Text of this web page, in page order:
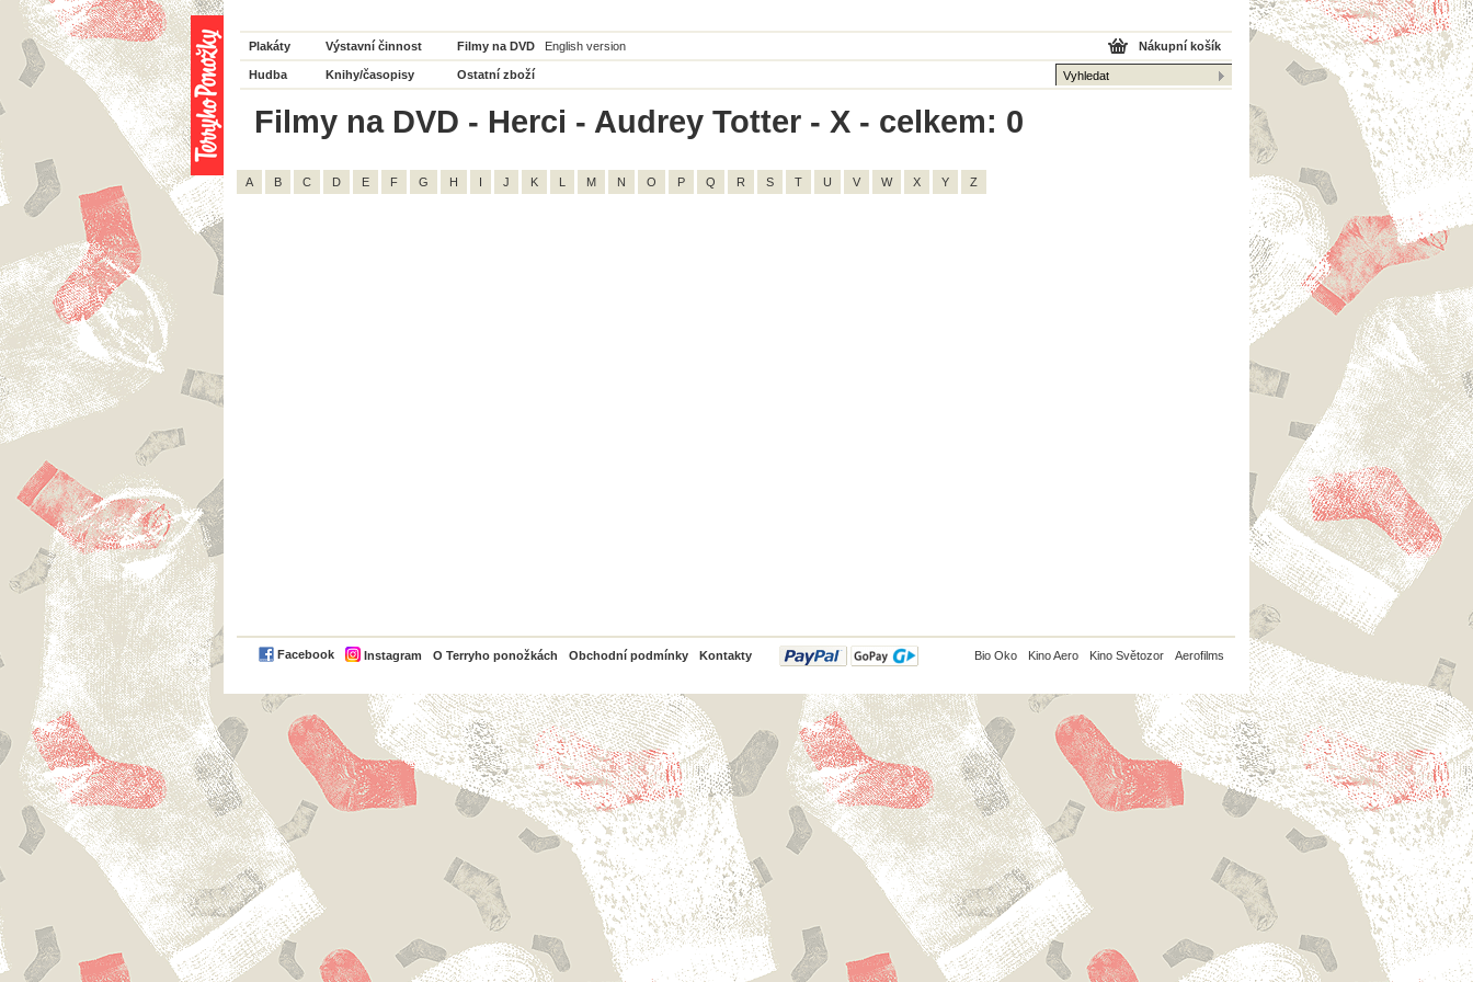
Plakáty Výstavní činnost Filmy na DVD English version
Hudba Knihy/časopisy Ostatní zboží
Nákupní košík
Filmy na DVD - Herci - Audrey Totter - X - celkem: 0
A B C D E F G H I J K L M N O P Q R S T U V W X Y Z
Facebook Instagram O Terryho ponožkách Obchodní podmínky Kontakty
PayPal Bio Oko Kino Aero Kino Světozor Aerofilms